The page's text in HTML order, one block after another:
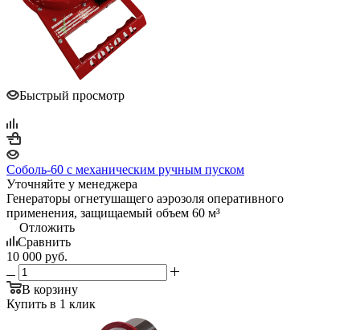
Быстрый просмотр
Соболь-60 с механическим ручным пуском
Уточняйте у менеджера
Генераторы огнетушащего аэрозоля оперативного
применения, защищаемый объем 60 м³
Отложить
Сравнить
10 000 руб.
В корзину
Купить в 1 клик